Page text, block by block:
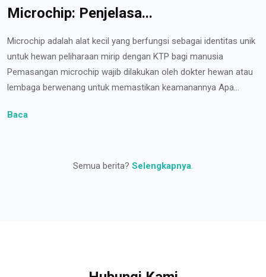
Microchip: Penjelasa...
Microchip adalah alat kecil yang berfungsi sebagai identitas unik
untuk hewan peliharaan mirip dengan KTP bagi manusia
Pemasangan microchip wajib dilakukan oleh dokter hewan atau
lembaga berwenang untuk memastikan keamanannya Apa...
Baca
Semua berita? Selengkapnya.